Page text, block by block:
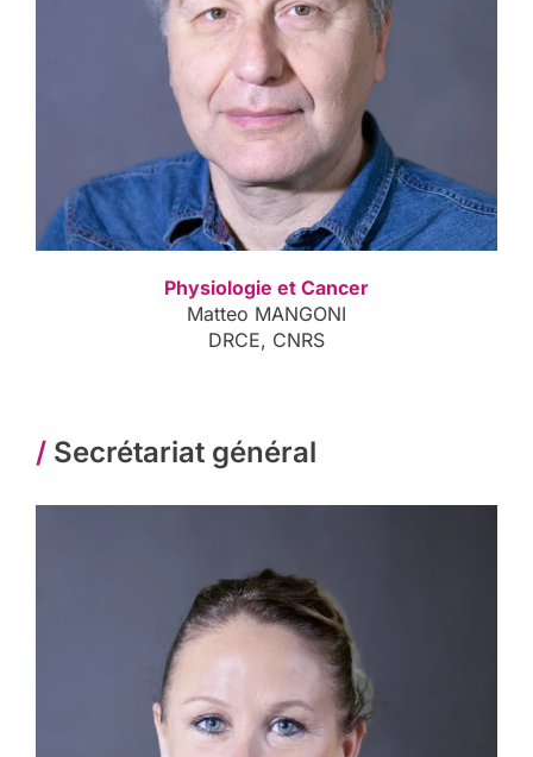
Physiologie et Cancer
Matteo MANGONI
DRCE, CNRS
/Secrétariat général